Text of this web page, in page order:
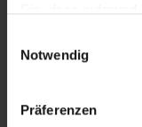
Weitere
Notwendig
Präferenzen